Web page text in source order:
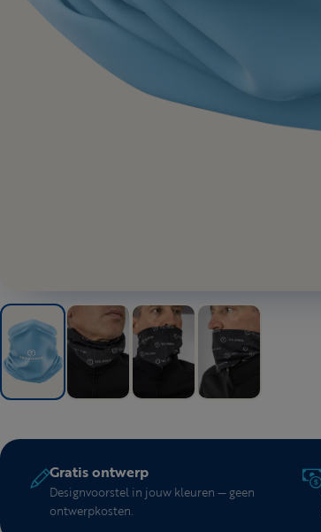
Gratis ontwerp
Designvoorstel in jouw kleuren — geen
ontwerpkosten.